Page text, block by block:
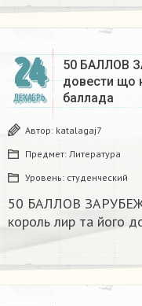
24
ДЕКАБРЬ
50 БАЛЛОВ
довести що
баллада
Автор: katalagaj7
Предмет: Литература
Уровень: студенческий
50 БАЛЛОВ
король лир та його